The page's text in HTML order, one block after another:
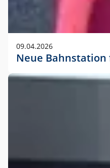
09.04.2026
Neue